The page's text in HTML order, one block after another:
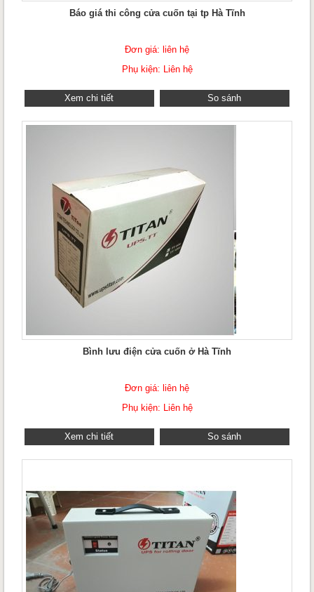
Báo giá thi công cửa cuốn tại tp Hà Tĩnh
Đơn giá: liên hệ
Phụ kiện: Liên hệ
Xem chi tiết So sánh
Bình lưu điện cửa cuốn ở Hà Tĩnh
Đơn giá: liên hệ
Phụ kiện: Liên hệ
Xem chi tiết So sánh